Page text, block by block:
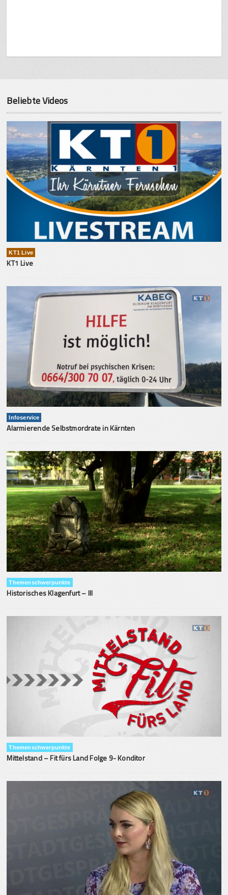
Beliebte Videos
KT1 Live
KT1 Live
Infoservice
Alarmierende Selbstmordrate in Kärnten
Themenschwerpunkte
Historisches Klagenfurt – III
Themenschwerpunkte
Mittelstand – Fit fürs Land Folge 9- Konditor